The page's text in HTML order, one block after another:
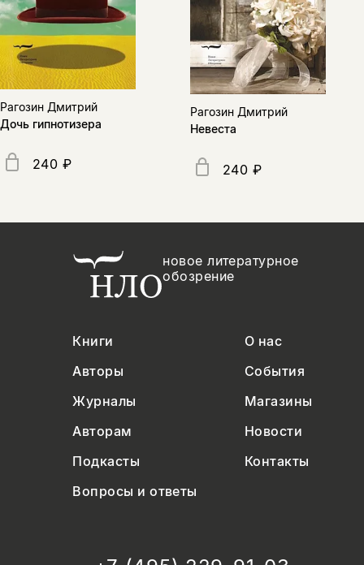
Рагозин Дмитрий
Дочь гипнотизера
240 ₽
Рагозин Дмитрий
Невеста
240 ₽
новое литературное
обозрение
Книги
О нас
Авторы
События
Журналы
Магазины
Авторам
Новости
Подкасты
Контакты
Вопросы и ответы